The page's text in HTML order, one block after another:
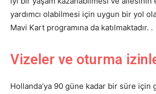
yardımcı olabilmesi için uygun bir yol
Mavi Kart programına da katılmaktadır. .
Vizeler ve oturma
Hollanda’ya 90 güne kadar bir süre için